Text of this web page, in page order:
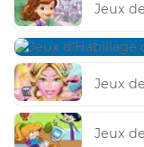
Jeux
Jeux
Jeux